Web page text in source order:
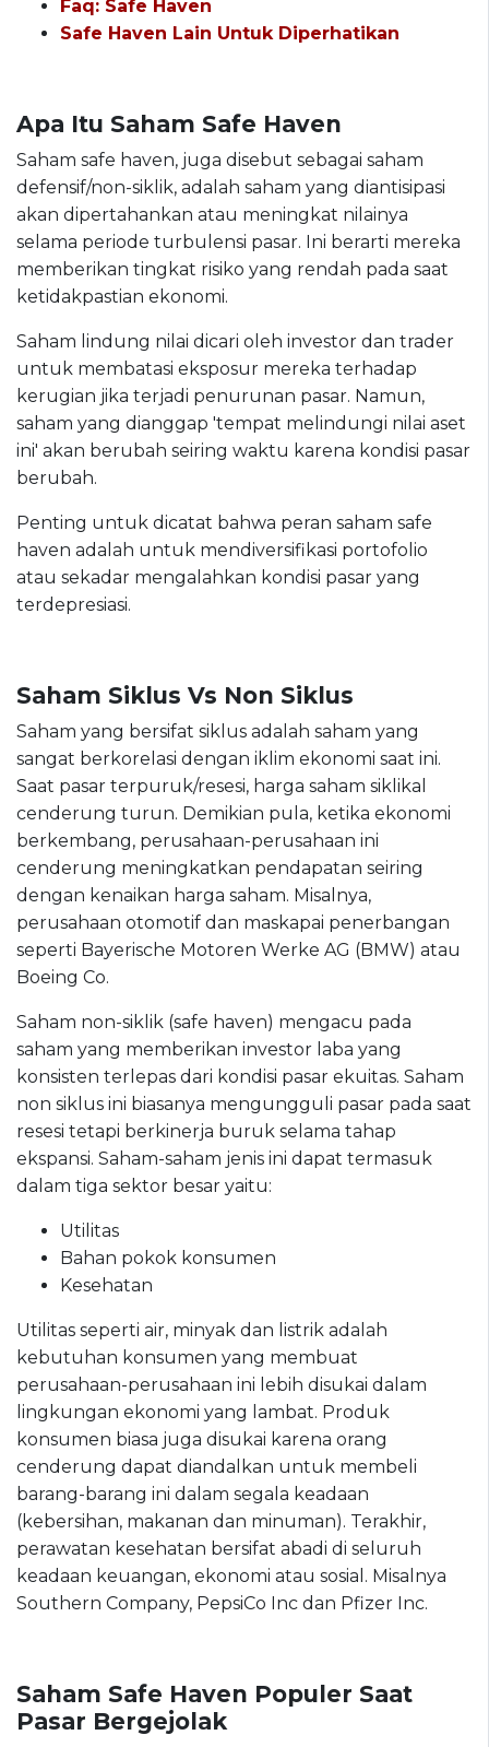
Faq: Safe Haven
Safe Haven Lain Untuk Diperhatikan
Apa Itu Saham Safe Haven
Saham safe haven, juga disebut sebagai saham
defensif/non-siklik, adalah saham yang diantisipasi
akan dipertahankan atau meningkat nilainya
selama periode turbulensi pasar. Ini berarti mereka
memberikan tingkat risiko yang rendah pada saat
ketidakpastian ekonomi.
Saham lindung nilai dicari oleh investor dan trader
untuk membatasi eksposur mereka terhadap
kerugian jika terjadi penurunan pasar. Namun,
saham yang dianggap 'tempat melindungi nilai aset
ini' akan berubah seiring waktu karena kondisi pasar
berubah.
Penting untuk dicatat bahwa peran saham safe
haven adalah untuk mendiversifikasi portofolio
atau sekadar mengalahkan kondisi pasar yang
terdepresiasi.
Saham Siklus Vs Non Siklus
Saham yang bersifat siklus adalah saham yang
sangat berkorelasi dengan iklim ekonomi saat ini.
Saat pasar terpuruk/resesi, harga saham siklikal
cenderung turun. Demikian pula, ketika ekonomi
berkembang, perusahaan-perusahaan ini
cenderung meningkatkan pendapatan seiring
dengan kenaikan harga saham. Misalnya,
perusahaan otomotif dan maskapai penerbangan
seperti Bayerische Motoren Werke AG (BMW) atau
Boeing Co.
Saham non-siklik (safe haven) mengacu pada
saham yang memberikan investor laba yang
konsisten terlepas dari kondisi pasar ekuitas. Saham
non siklus ini biasanya mengungguli pasar pada saat
resesi tetapi berkinerja buruk selama tahap
ekspansi. Saham-saham jenis ini dapat termasuk
dalam tiga sektor besar yaitu:
Utilitas
Bahan pokok konsumen
Kesehatan
Utilitas seperti air, minyak dan listrik adalah
kebutuhan konsumen yang membuat
perusahaan-perusahaan ini lebih disukai dalam
lingkungan ekonomi yang lambat. Produk
konsumen biasa juga disukai karena orang
cenderung dapat diandalkan untuk membeli
barang-barang ini dalam segala keadaan
(kebersihan, makanan dan minuman). Terakhir,
perawatan kesehatan bersifat abadi di seluruh
keadaan keuangan, ekonomi atau sosial. Misalnya
Southern Company, PepsiCo Inc dan Pfizer Inc.
Saham Safe Haven Populer Saat
Pasar Bergejolak